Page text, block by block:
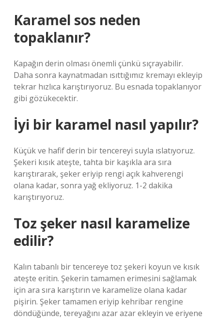
Karamel sos neden
topaklanır?
Kapağın derin olması önemli çünkü sıçrayabilir.
Daha sonra kaynatmadan ısıttığımız kremayı ekleyip
tekrar hızlıca karıştırıyoruz. Bu esnada topaklanıyor
gibi gözükecektir.
İyi bir karamel nasıl yapılır?
Küçük ve hafif derin bir tencereyi suyla ıslatıyoruz.
Şekeri kısık ateşte, tahta bir kaşıkla ara sıra
karıştırarak, şeker eriyip rengi açık kahverengi
olana kadar, sonra yağ ekliyoruz. 1-2 dakika
karıştırıyoruz.
Toz şeker nasıl karamelize
edilir?
Kalın tabanlı bir tencereye toz şekeri koyun ve kısık
ateşte eritin. Şekerin tamamen erimesini sağlamak
için ara sıra karıştırın ve karamelize olana kadar
pişirin. Şeker tamamen eriyip kehribar rengine
döndüğünde, tereyağını azar azar ekleyin ve eriyene